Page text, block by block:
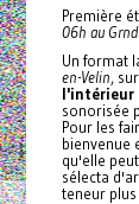
Première
06h au
Un format
en-Velin,
l'intérieur
sonorisée
Pour les
bienvenue
qu'elle
sélecta
teneur plus